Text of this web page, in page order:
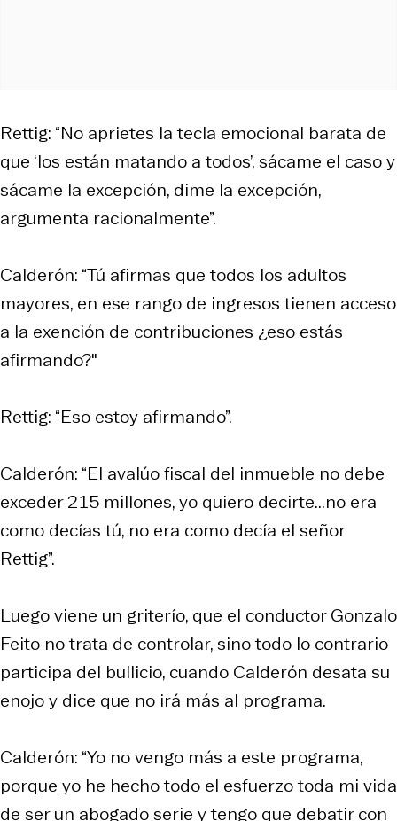
Rettig: “No aprietes la tecla emocional barata de
que ‘los están matando a todos’, sácame el caso y
sácame la excepción, dime la excepción,
argumenta racionalmente”.
Calderón: “Tú afirmas que todos los adultos
mayores, en ese rango de ingresos tienen acceso
a la exención de contribuciones ¿eso estás
afirmando?"
Rettig: “Eso estoy afirmando”.
Calderón: “El avalúo fiscal del inmueble no debe
exceder 215 millones, yo quiero decirte...no era
como decías tú, no era como decía el señor
Rettig”.
Luego viene un griterío, que el conductor Gonzalo
Feito no trata de controlar, sino todo lo contrario
participa del bullicio, cuando Calderón desata su
enojo y dice que no irá más al programa.
Calderón: “Yo no vengo más a este programa,
porque yo he hecho todo el esfuerzo toda mi vida
de ser un abogado serie y tengo que debatir con